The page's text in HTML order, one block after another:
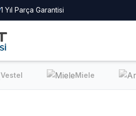
1 Yıl Parça Garantisi
Vestel Miele